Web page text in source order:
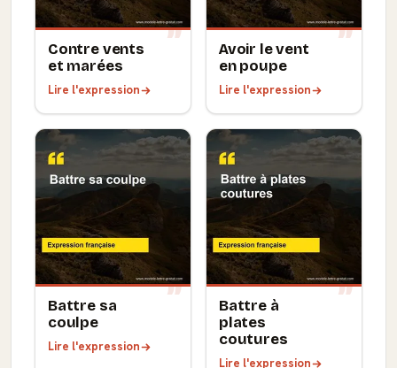
Contre vents
et marées
Lire l'expression
Avoir le vent
en poupe
Lire l'expression
Battre sa
coulpe
Lire l'expression
Battre à
plates
coutures
Lire l'expression